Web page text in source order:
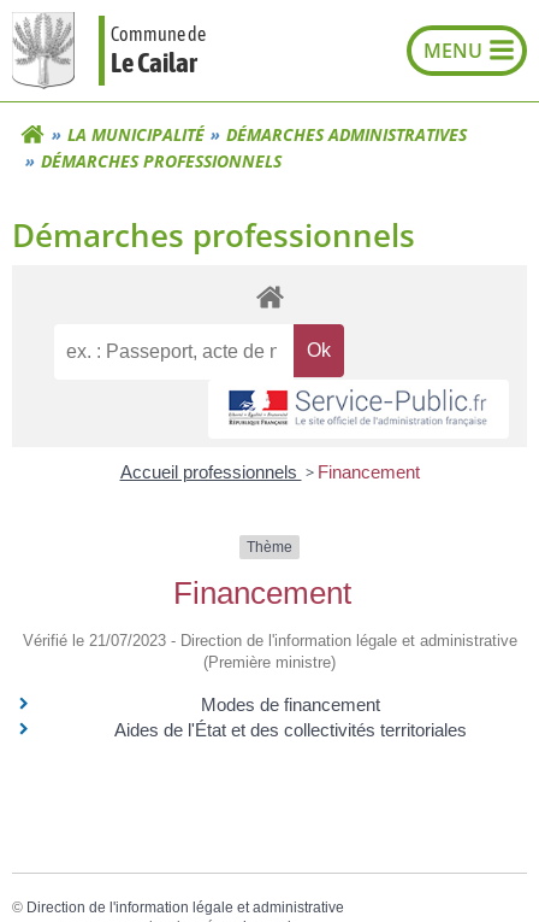
Aller
au
contenu
Commune de
Le Cailar
LA MUNICIPALITÉ
DÉMARCHES ADMINISTRATIVES
DÉMARCHES PROFESSIONNELS
Démarches professionnels
Accueil professionnels > Financement
Thème
Financement
Vérifié le 21/07/2023 - Direction de l'information légale et administrative
(Première ministre)
Modes de financement
Aides de l'État et des collectivités territoriales
© Direction de l'information légale et administrative